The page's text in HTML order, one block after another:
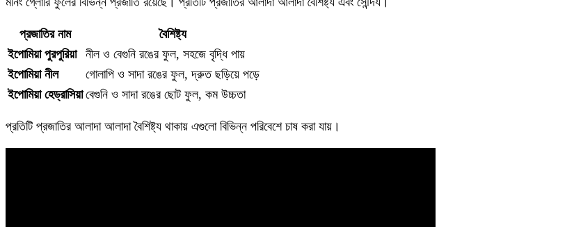
প্রজাতির নাম
বৈশিষ্ট্য
ইপোমিয়া পুরপুরিয়া
নীল ও বেগুনি রঙের ফুল, সহজে বৃদ্ধি পায়
ইপোমিয়া নীল
গোলাপি ও সাদা রঙের ফুল, দ্রুত ছড়িয়ে পড়ে
ইপোমিয়া হেড্রাসিয়া বেগুনি ও সাদা রঙের ছোট ফুল, কম উচ্চতা
প্রতিটি প্রজাতির আলাদা আলাদা বৈশিষ্ট্য থাকায় এগুলো বিভিন্ন পরিবেশে চাষ করা যায়।